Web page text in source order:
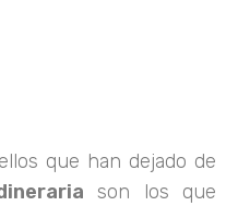
que han dejado de
son los que